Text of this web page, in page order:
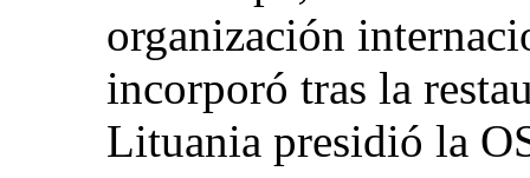
organización
incorporó tras la
Lituania presidió la